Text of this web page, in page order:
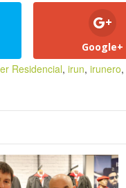
Google+
Residencial, irun, irunero,